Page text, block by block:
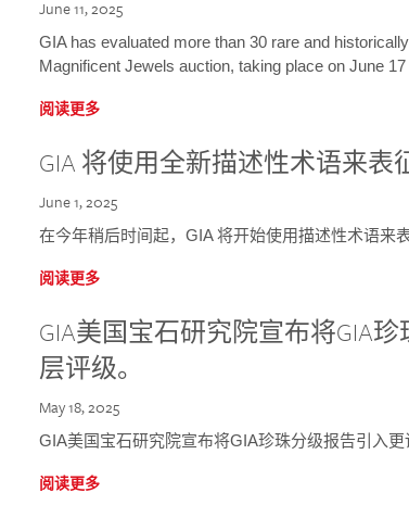
June 11, 2025
GIA has evaluated more than 30 rare and
Magnificent Jewels auction, taking place on June
阅读更多
GIA 将使用全新描述性术语来表
June 1, 2025
在今年稍后时间起，GIA 将开始使用描述性术语来
阅读更多
GIA美国宝石研究院宣布将GIA
层评级。
May 18, 2025
GIA美国宝石研究院宣布将GIA珍珠分级报告引入
阅读更多